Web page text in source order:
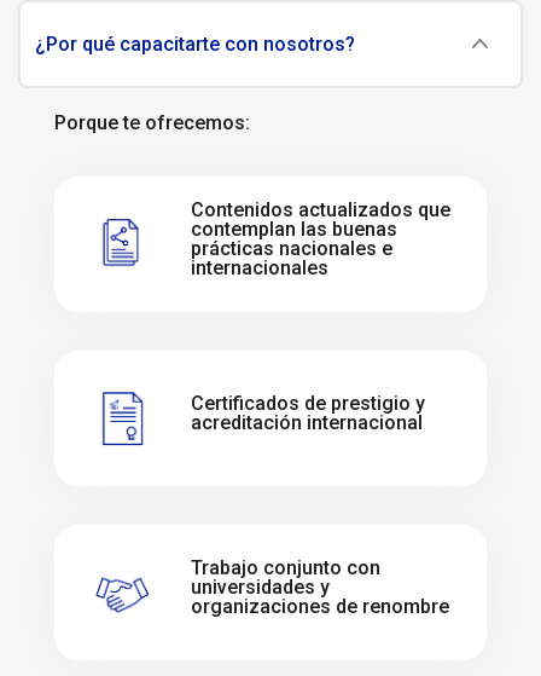
¿Por qué capacitarte con nosotros?
Porque te ofrecemos:
Contenidos actualizados que
contemplan las buenas
prácticas nacionales e
internacionales
Certificados de prestigio y
acreditación internacional
Trabajo conjunto con
universidades y
organizaciones de renombre